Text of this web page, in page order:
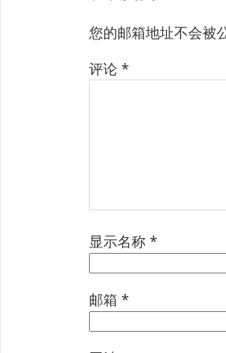
您的邮箱地址不会被
评论 *
显示名称 *
邮箱 *